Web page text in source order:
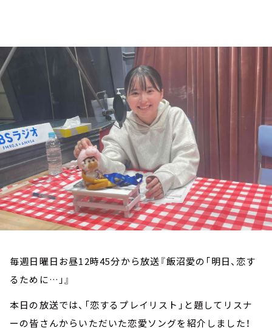
お知らせ
イベント・グッズ
YouTube
会社情報
毎週日曜日お昼12時45分から放送『飯沼愛の「明日、恋す
るために…」』
本日の放送では、「恋するプレイリスト」と題してリスナ
ーの皆さんからいただいた恋愛ソングを紹介しました！